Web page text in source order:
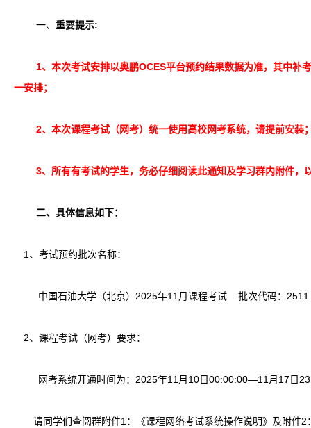
一、 重要提示:
1、 本次考试安排以奥鹏OCES平台预约结果数据为准，其中补
一安排；
2、 本次课程考试（网考）统一使用高校网考系统，请提前安装
3、 所有有考试的学生，务必仔细阅读此通知及学习群内附件，
二、具体信息如下：
1 、考试预约批次名称：
中国石油大学（北京）2025年11月课程考试 批次代码：2511
2、课程考试（网考）要求：
网考系统开通时间为：2025年11月10日00:00:00—11月17日
请同学们查阅群附件1：《课程网络考试系统操作说明》及附件